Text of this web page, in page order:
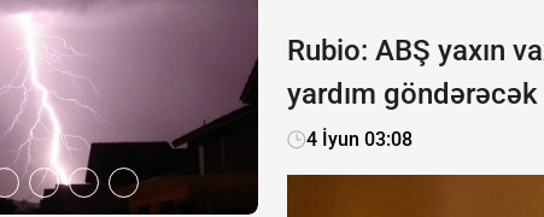
Rubio: ABŞ yaxın
yardım göndərəcək
4 İyun 03:08